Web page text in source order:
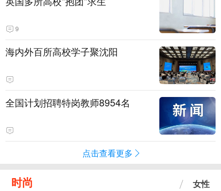
9
海内外百所高校学子聚沈阳
全国计划招聘特岗教师8954名
点击查看更多
时尚 女性